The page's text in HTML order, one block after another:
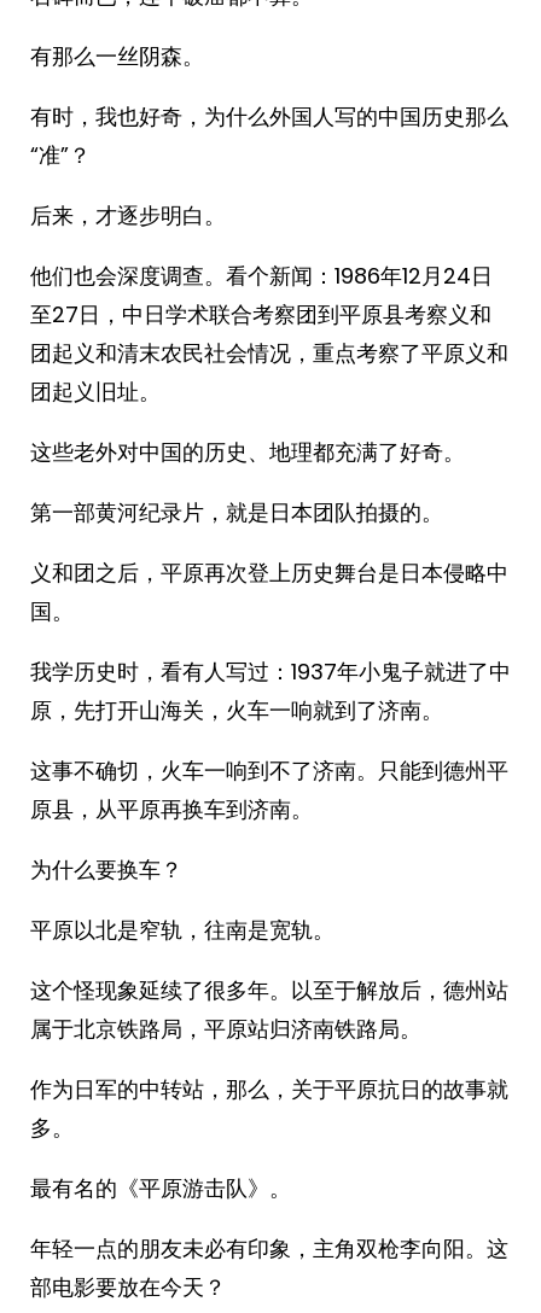
有那么一丝阴森。
有时，我也好奇，为什么外国人写的中国历史那么
“准”？
后来，才逐步明白。
他们也会深度调查。看个新闻：1986年12月24日
至27日，中日学术联合考察团到平原县考察义和
团起义和清末农民社会情况，重点考察了平原义和
团起义旧址。
这些老外对中国的历史、地理都充满了好奇。
第一部黄河纪录片，就是日本团队拍摄的。
义和团之后，平原再次登上历史舞台是日本侵略中
国。
我学历史时，看有人写过：1937年小鬼子就进了中
原，先打开山海关，火车一响就到了济南。
这事不确切，火车一响到不了济南。只能到德州平
原县，从平原再换车到济南。
为什么要换车？
平原以北是窄轨，往南是宽轨。
这个怪现象延续了很多年。以至于解放后，德州站
属于北京铁路局，平原站归济南铁路局。
作为日军的中转站，那么，关于平原抗日的故事就
多。
最有名的《平原游击队》。
年轻一点的朋友未必有印象，主角双枪李向阳。这
部电影要放在今天？